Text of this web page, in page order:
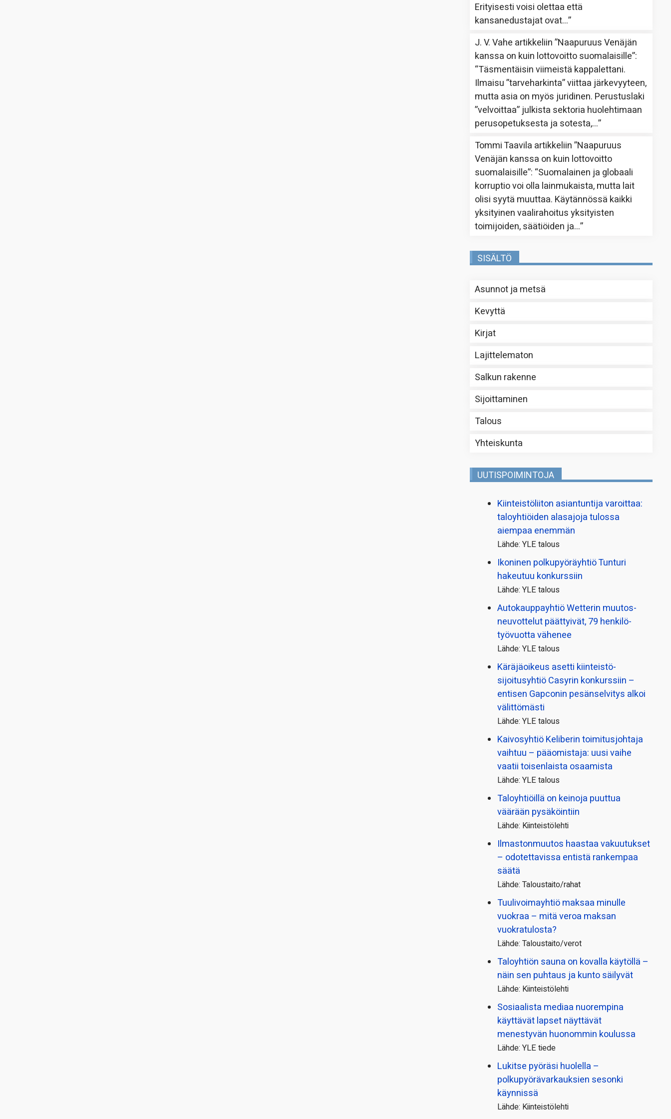
Erityisesti voisi olettaa että
kansanedustajat ovat…”
J. V. Vahe artikkeliin”Naapuruus Venäjän
kanssa on kuin lottovoitto suomalaisille”:
“Täsmentäisin viimeistä kappalettani.
Ilmaisu ”tarveharkinta” viittaa järkevyyteen,
mutta asia on myös juridinen. Perustuslaki
”velvoittaa” julkista sektoria huolehtimaan
perusopetuksesta ja sotesta,…”
Tommi Taavila artikkeliin”Naapuruus
Venäjän kanssa on kuin lottovoitto
suomalaisille”: “Suomalainen ja globaali
korruptio voi olla lainmukaista, mutta lait
olisi syytä muuttaa. Käytännössä kaikki
yksityinen vaalirahoitus yksityisten
toimijoiden, säätiöiden ja…”
SISÄLTÖ
Asunnot ja metsä
Kevyttä
Kirjat
Lajittelematon
Salkun rakenne
Sijoittaminen
Talous
Yhteiskunta
UUTISPOIMINTOJA
Kiinteistö­liiton asiantuntija varoittaa:
taloyhtiöiden alasajoja tulossa
aiempaa enemmän
Lähde: YLE talous
Ikoninen polkupyörä­yhtiö Tunturi
hakeutuu konkurssiin
Lähde: YLE talous
Autokauppayhtiö Wetterin muutos­
neuvottelut päättyivät, 79 henkilö­
työvuotta vähenee
Lähde: YLE talous
Käräjäoikeus asetti kiinteistö­
sijoitusyhtiö Casyrin konkurssiin –
entisen Gapconin pesänselvitys alkoi
välittömästi
Lähde: YLE talous
Kaivosyhtiö Keliberin toimitusjohtaja
vaihtuu – pääomistaja: uusi vaihe
vaatii toisenlaista osaamista
Lähde: YLE talous
Taloyhtiöillä on keinoja puuttua
väärään pysäköintiin
Lähde: Kiinteistölehti
Ilmastonmuutos haastaa vakuutukset
– odotettavissa entistä rankempaa
säätä
Lähde: Taloustaito/rahat
Tuulivoimayhtiö maksaa minulle
vuokraa – mitä veroa maksan
vuokratulosta?
Lähde: Taloustaito/verot
Taloyhtiön sauna on kovalla käytöllä –
näin sen puhtaus ja kunto säilyvät
Lähde: Kiinteistölehti
Sosiaalista mediaa nuorempina
käyttävät lapset näyttävät
menestyvän huonommin koulussa
Lähde: YLE tiede
Lukitse pyöräsi huolella –
polkupyörävarkauksien sesonki
käynnissä
Lähde: Kiinteistölehti